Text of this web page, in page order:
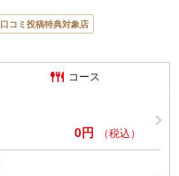
口コミ投稿特典対象店
コース
0円 （税込）